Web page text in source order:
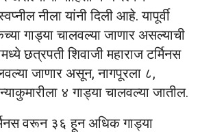
नीला यांनी दिली आहे. यापूर्वी
गाड्या चालवल्या जाणार असल्याची
छत्रपती शिवाजी महाराज टर्मिनस
जाणार असून, नागपूरला ८,
४ गाड्या चालवल्या जातील.
वरून ३६ हून अधिक गाड्या